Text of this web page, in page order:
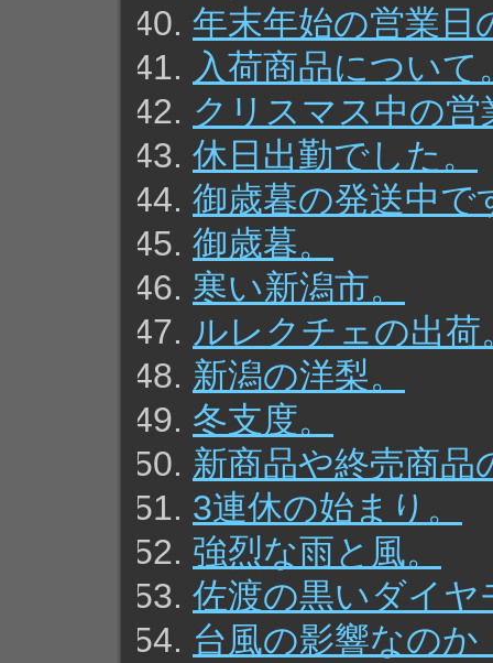
年末年始の営業日
入荷商品について
クリスマス中の
休日出勤でした。
御歳暮の発送中で
御歳暮。
寒い新潟市。
ルレクチェの出荷
新潟の洋梨。
冬支度。
新商品や終売商品
3連休の始まり。
強烈な雨と風。
佐渡の黒いダイヤ
台風の影響なのか